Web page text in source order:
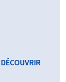
DÉCOUVRIR